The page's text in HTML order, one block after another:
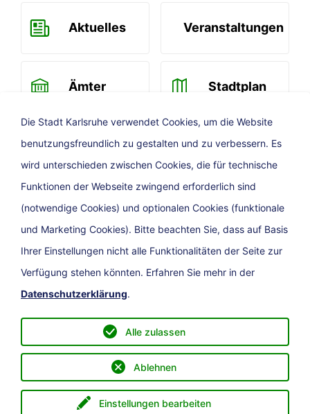
Aktuelles Veranstaltungen
Ämter Stadtplan
Newsletter
Presse Impressum
Datenschutz
Kontakt
Die Stadt Karlsruhe verwendet Cookies, um die Website
benutzungsfreundlich zu gestalten und zu verbessern. Es
wird unterschieden zwischen Cookies, die für technische
Funktionen der Webseite zwingend erforderlich sind
(notwendige Cookies) und optionalen Cookies (funktionale
und Marketing Cookies). Bitte beachten Sie, dass auf Basis
Ihrer Einstellungen nicht alle Funktionalitäten der Seite zur
Verfügung stehen könnten. Erfahren Sie mehr in der
Datenschutzerklärung.
Einstellungen bearbeiten
Ablehnen
Alle zulassen